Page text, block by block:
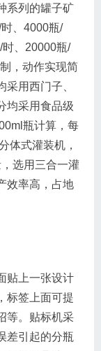
系列的罐子矿
、4000瓶/
、20000瓶/
，动作实现简
用西门子、
均采用食品级
瓶计算，每
体式灌装机，
选用三合一灌
效率高，占地
贴上一张设计
标签上面可提
等。贴标机采
差引起的分瓶